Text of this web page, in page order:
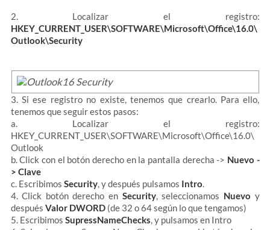
2. Localizar el registro:
HKEY_CURRENT_USER\SOFTWARE\Microsoft\Office\16.0\
Outlook\Security
3. Si ese registro no existe, tenemos que crearlo. Para ello,
tenemos que seguir estos pasos:
a. Localizar el registro:
HKEY_CURRENT_USER\SOFTWARE\Microsoft\Office\16.0\
Outlook
b. Click con el botón derecho en la pantalla derecha -> Nuevo -
> Clave
c. Escribimos Security, y después pulsamos Intro.
4. Click botón derecho en Security, seleccionamos Nuevo y
después Valor DWORD(de 32 o 64 según lo que tengamos)
5. Escribimos SupressNameChecks, y pulsamos en Intro